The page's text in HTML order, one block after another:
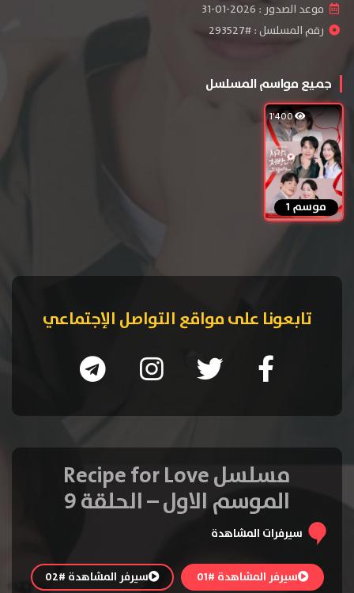
موعد الصدور : 2026-01-31
رقم المسلسل : #293527
جميع مواسم المسلسل
1٬400
موسم 1
تابعونا على مواقع التواصل الإجتماعي
مسلسل Recipe for Love
الموسم الاول – الحلقة 9
سيرفرات المشاهدة
سيرفر المشاهدة #01 سيرفر المشاهدة #02